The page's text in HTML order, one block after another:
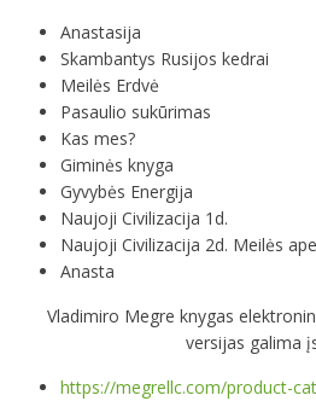
Anastasija
Skambantys Rusijos kedrai
Meilės Erdvė
Pasaulio sukūrimas
Kas mes?
Giminės knyga
Gyvybės Energija
Naujoji Civilizacija 1d.
Naujoji Civilizacija 2d. Meilės
Anasta
Vladimiro Megre knygas
versijas galima
https://megrellc.com/product-